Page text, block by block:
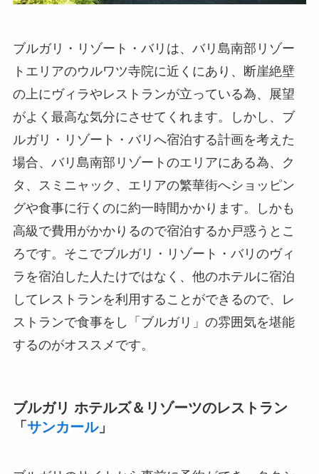
ブルガリ・リゾート・バリは、バリ島南部リゾー
トエリアのウルワツ寺院に近くにあり、断崖絶壁
の上にヴィラやレストランが立っている為、展望
がよく最高な気分にさせてくれます。しかし、ブ
ルガリ・リゾート・バリへ宿泊する計画を考えた
場合、バリ島南部リゾートのエリアにある為、ク
タ、スミニャック、エリアの繁華街へショッピン
グや食事に行くのに約一時間かかります。しかも
高級で費用がかかりるので宿泊するか戸惑うとこ
ろです。そこでブルガリ・リゾート・バリのヴィ
ラを宿泊した人たけではなく、他のホテルに宿泊
してレストランを利用することができるので、レ
ストランで食事をし「ブルガリ」の雰囲気を堪能
するのがオススメです。
ブルガリ ホテルズ＆リゾーツのレストラン
「 サンカール」